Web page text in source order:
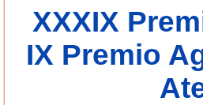
XXXIX
IX Premio